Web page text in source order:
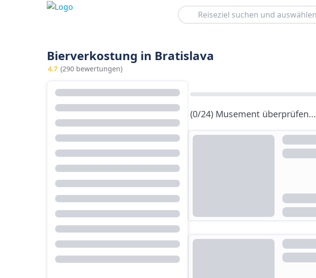
Suchen
Bierverkostung in Bratislava
4.7 (290 bewertungen)
(0/24) Musement überprüfen...